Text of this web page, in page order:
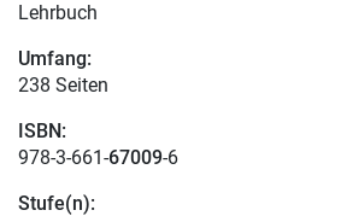
Lehrbuch
Umfang:
238 Seiten
ISBN:
978-3-661-67009-6
Stufe(n):